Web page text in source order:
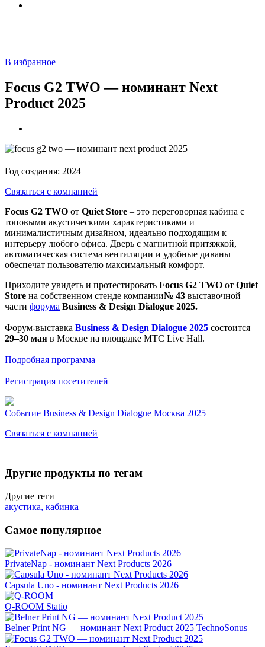
В избранное
Focus G2 TWO — номинант Next
Product 2025
Год создания: 2024
Связаться с компанией
Focus G2 TWO от Quiet Store – это переговорная кабина с
топовыми акустическими характеристиками и
минималистичным дизайном, идеально подходящим к
интерьеру любого офиса. Дверь с магнитной притяжкой,
автоматическая система вентиляции и удобные диваны
обеспечат пользователю максимальный комфорт.
Приходите увидеть и протестировать Focus G2 TWO от Quiet
Store на собственном стенде компании№ 43 выставочной
части форума Business & Design Dialogue 2025.
Форум-выставка Business & Design Dialogue 2025 состоится
29–30 мая в Москве на площадке MTC Live Hall.
Подробная программа
Регистрация посетителей
Событие Business & Design Dialogue Москва 2025
Связаться с компанией
Другие продукты по тегам
Другие теги
акустика, кабинка
Самое популярное
PrivateNap - номинант Next Products 2026
Capsula Uno - номинант Next Products 2026
Q-ROOM Statio
Belner Print NG — номинант Next Product 2025 TechnoSonus